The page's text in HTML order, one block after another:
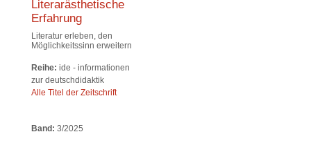
Literarästhetische
Erfahrung
Literatur erleben, den
Möglichkeitssinn erweitern
Reihe: ide - informationen
zur deutschdidaktik
Alle Titel der Zeitschrift
Band: 3/2025